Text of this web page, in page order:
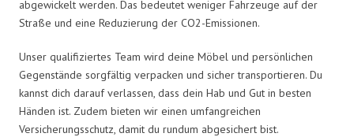
abgewickelt werden. Das bedeutet weniger Fahrzeuge auf der
Straße und eine Reduzierung der CO2-Emissionen.
Unser qualifiziertes Team wird deine Möbel und persönlichen
Gegenstände sorgfältig verpacken und sicher transportieren. Du
kannst dich darauf verlassen, dass dein Hab und Gut in besten
Händen ist. Zudem bieten wir einen umfangreichen
Versicherungsschutz, damit du rundum abgesichert bist.